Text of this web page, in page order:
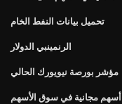
تحميل بيانات النفط الخام
الرنمينبي الدولار
مؤشر بورصة نيويورك الحالي
أسهم مجانية في سوق الأسهم